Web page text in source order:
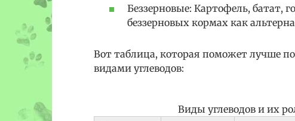
Беззерновые: Картофель, батат,
беззерновых кормах как
Вот таблица, которая поможет лучше
видами углеводов:
Виды углеводов и их